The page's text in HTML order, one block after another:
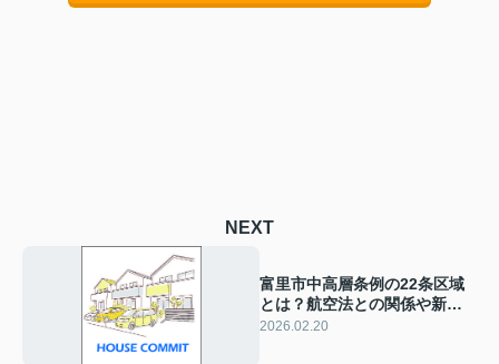
NEXT
富里市中高層条例の22条区域
とは？航空法との関係や新築
時の注意点も解説
2026.02.20